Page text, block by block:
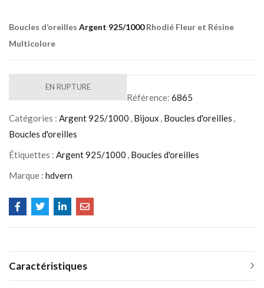
Boucles d’oreilles Argent 925/1000Rhodié Fleur et Résine
Multicolore
EN RUPTURE
Référence: 6865
Catégories : Argent 925/1000 , Bijoux , Boucles d'oreilles ,
Boucles d'oreilles
Étiquettes : Argent 925/1000 , Boucles d'oreilles
Marque : hdvern
Caractéristiques